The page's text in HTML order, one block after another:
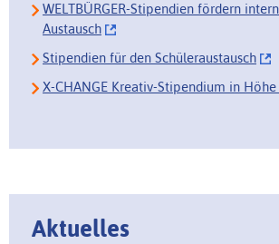
WELTBÜRGER-Stipendien fördern
Austausch
Stipendien für den Schüleraustausch
X-CHANGE Kreativ-Stipendium in Höhe
Aktuelles